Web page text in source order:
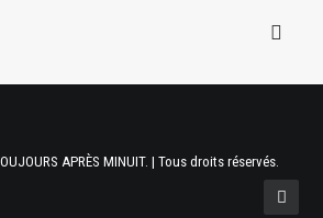
APRÈS MINUIT. | Tous droits réservés.